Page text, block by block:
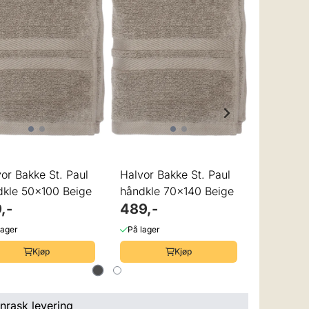
Bakke St. Paul
50x100 Beige
Kjøp
Halvor Bakke St. Paul
håndkle 70x140 Beige
489,-
På lager
Kjøp
levering